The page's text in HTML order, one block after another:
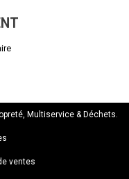
Multiservice & Déchets.
ventes